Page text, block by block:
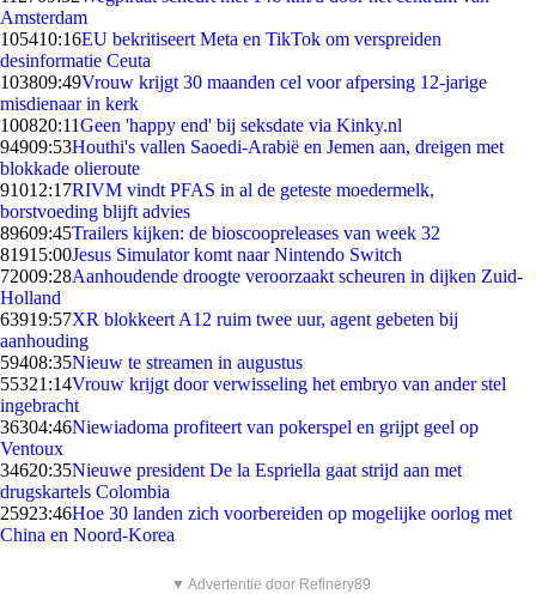
Amsterdam
105410:16EU bekritiseert Meta en TikTok om verspreiden
desinformatie Ceuta
103809:49Vrouw krijgt 30 maanden cel voor afpersing 12-jarige
misdienaar in kerk
100820:11Geen 'happy end' bij seksdate via Kinky.nl
94909:53Houthi's vallen Saoedi-Arabië en Jemen aan, dreigen met
blokkade olieroute
91012:17RIVM vindt PFAS in al de geteste moedermelk,
borstvoeding blijft advies
89609:45Trailers kijken: de bioscoopreleases van week 32
81915:00Jesus Simulator komt naar Nintendo Switch
72009:28Aanhoudende droogte veroorzaakt scheuren in dijken Zuid-
Holland
63919:57XR blokkeert A12 ruim twee uur, agent gebeten bij
aanhouding
59408:35Nieuw te streamen in augustus
55321:14Vrouw krijgt door verwisseling het embryo van ander stel
ingebracht
36304:46Niewiadoma profiteert van pokerspel en grijpt geel op
Ventoux
34620:35Nieuwe president De la Espriella gaat strijd aan met
drugskartels Colombia
25923:46Hoe 30 landen zich voorbereiden op mogelijke oorlog met
China en Noord-Korea
▼ Advertentie door Refinery89